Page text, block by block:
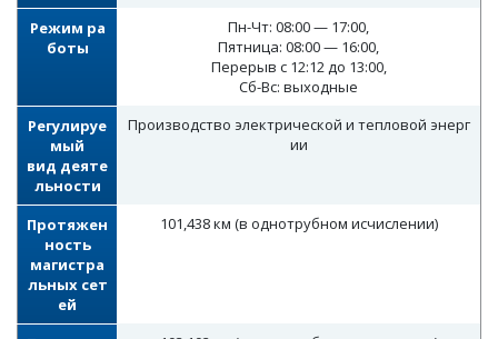
Режим ра
боты
Пн-Чт: 08:00 — 17:00,
Пятница: 08:00 — 16:00,
Перерыв с 12:12 до 13:00,
Сб-Вс: выходные
Регулируе
мый
вид деяте
льности
Производство электрической и тепловой энерг
ии
Протяжен
ность
магистра
льных сет
ей
101,438 км (в однотрубном исчислении)